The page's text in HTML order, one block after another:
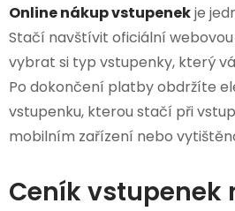
Online nákup vstupenekje
Stačí navštívit oficiální
vybrat si typ vstupenky, který
Po dokončení platby obdržíte
vstupenku, kterou stačí při
mobilním zařízení nebo
Ceník vstupenek